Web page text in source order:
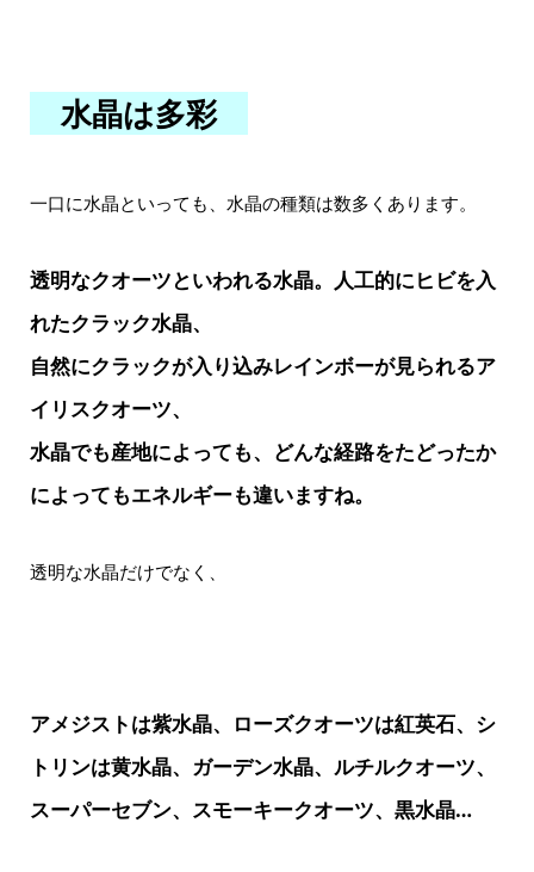
水晶は多彩
一口に水晶といっても、水晶の種類は数多くあります。
透明なクオーツといわれる水晶。人工的にヒビを入
れたクラック水晶、
自然にクラックが入り込みレインボーが見られるア
イリスクオーツ、
水晶でも産地によっても、どんな経路をたどったか
によってもエネルギーも違いますね。
透明な水晶だけでなく、
アメジストは紫水晶、ローズクオーツは紅英石、シ
トリンは黄水晶、ガーデン水晶、ルチルクオーツ、
スーパーセブン、スモーキークオーツ、黒水晶…